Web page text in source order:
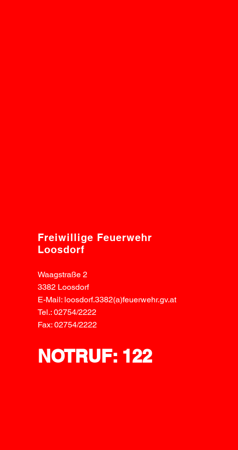
Freiwillige Feuerwehr
Loosdorf
Waagstraße 2
3382 Loosdorf
E-Mail: loosdorf.3382(a)feuerwehr.gv.at
Tel.: 02754/2222
Fax: 02754/2222
NOTRUF: 122